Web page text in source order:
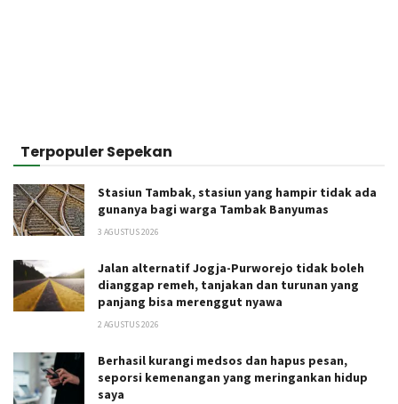
Terpopuler Sepekan
Stasiun Tambak, stasiun yang hampir tidak ada
gunanya bagi warga Tambak Banyumas
3 AGUSTUS 2026
Jalan alternatif Jogja-Purworejo tidak boleh
dianggap remeh, tanjakan dan turunan yang
panjang bisa merenggut nyawa
2 AGUSTUS 2026
Berhasil kurangi medsos dan hapus pesan,
seporsi kemenangan yang meringankan hidup
saya